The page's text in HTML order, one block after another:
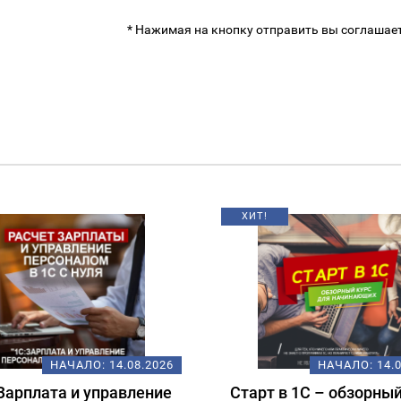
* Нажимая на кнопку отправить вы
НАЧАЛО: 14.08.2026
в 1С – обзорный курс
НАЧАЛО:
Подготовка к